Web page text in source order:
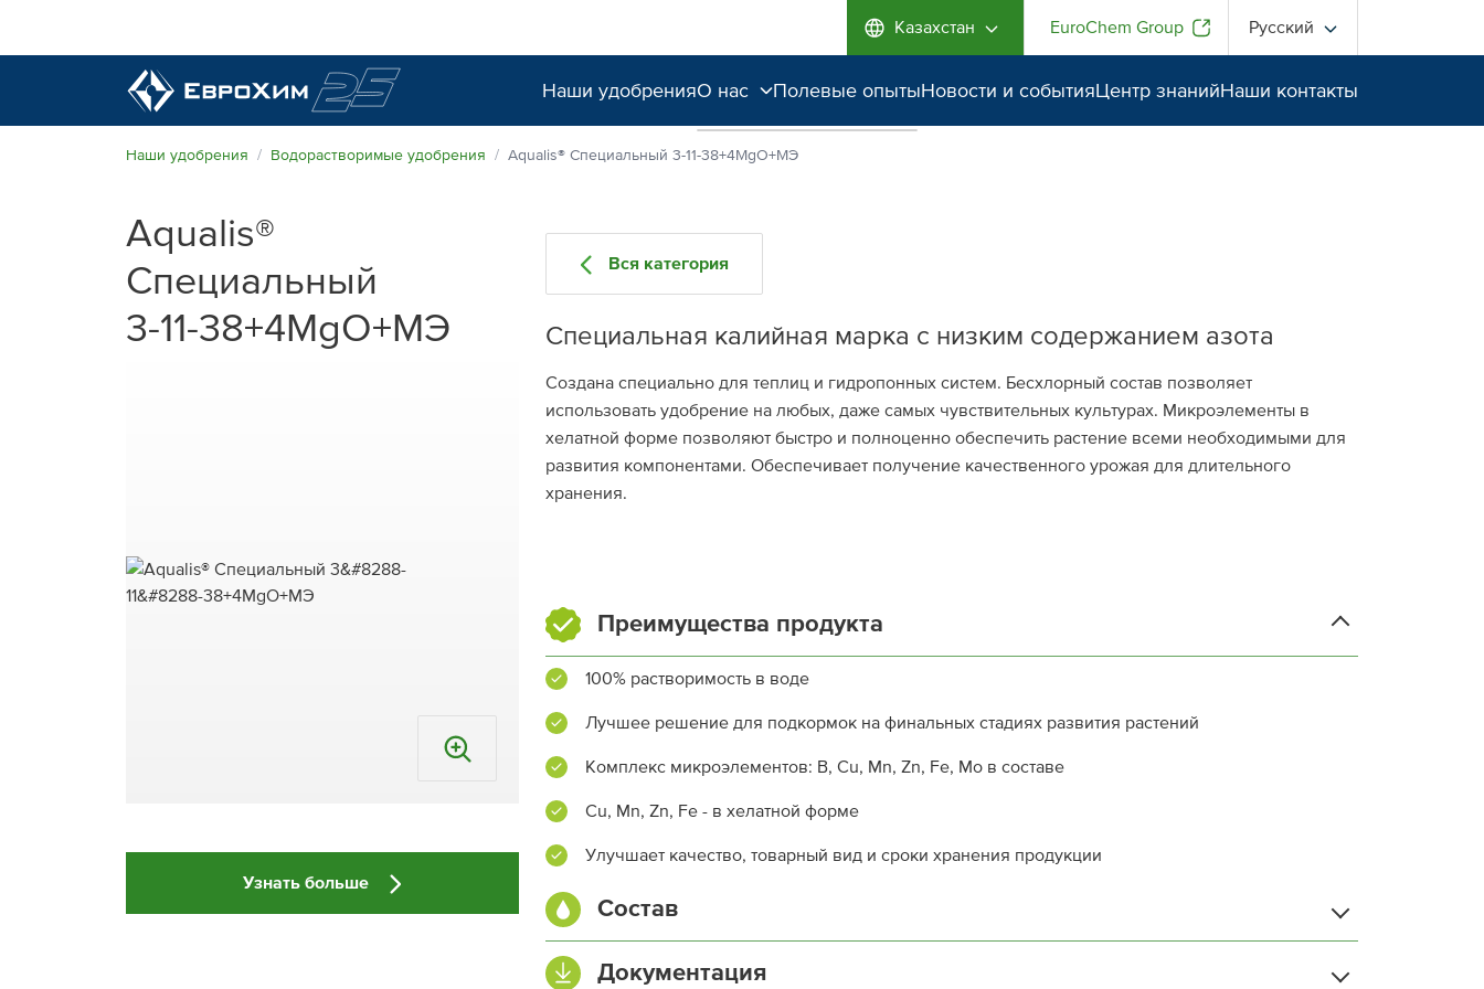
Казахстан EuroChem Group Русский
Наши удобренияО нас
Наши возможности
рынка
Забота об экологии
Полевые опытыНовости и событияЦентр знанийНаши контакты
Наши удобрения
Наши возможности
Полевые опыты
Новости и события
Наши удобрения Водорастворимые удобрения Aqualis® Специальный 3⁠-11⁠⁠-38+4MgO+МЭ
Aqualis®
Специальный
3⁠-11⁠⁠-38+4MgO+МЭ
Узнать больше
Вся категория
Специальная калийная марка с низким содержанием азота
Создана специально для теплиц и гидропонных систем. Бесхлорный состав позволяет
использовать удобрение на любых, даже самых чувствительных культурах. Микроэлементы в
хелатной форме позволяют быстро и полноценно обеспечить растение всеми необходимыми для
развития компонентами. Обеспечивает получение качественного урожая для длительного
хранения.
Преимущества продукта
100% растворимость в воде
Лучшее решение для подкормок на финальных стадиях развития растений
Комплекс микроэлементов: B, Cu, Mn, Zn, Fe, Mo в составе
Cu, Mn, Zn, Fe - в хелатной форме
Улучшает качество, товарный вид и сроки хранения продукции
Состав
Азот (N) общий, %
Документация